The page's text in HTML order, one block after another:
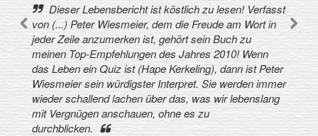
Dieser Lebensbericht ist köstlich zu lesen! Verfasst
von (...) Peter Wiesmeier, dem die Freude am Wort in
jeder Zeile anzumerken ist, gehört sein Buch zu
meinen Top-Empfehlungen des Jahres 2010! Wenn
das Leben ein Quiz ist (Hape Kerkeling), dann ist Peter
Wiesmeier sein würdigster Interpret. Sie werden immer
wieder schallend lachen über das, was wir lebenslang
mit Vergnügen anschauen, ohne es zu
durchblicken.